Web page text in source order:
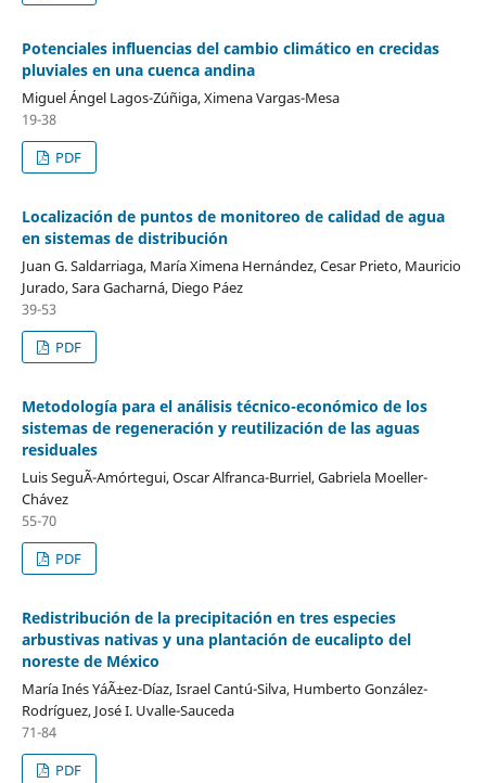
Potenciales influencias del cambio climático en crecidas
pluviales en una cuenca andina
Miguel Ángel Lagos-Zúñiga, Ximena Vargas-Mesa
19-38
PDF
Localización de puntos de monitoreo de calidad de agua
en sistemas de distribución
Juan G. Saldarriaga, María Ximena Hernández, Cesar Prieto, Mauricio
Jurado, Sara Gacharná, Diego Páez
39-53
PDF
Metodología para el análisis técnico-económico de los
sistemas de regeneración y reutilización de las aguas
residuales
Luis SeguÃ­-Amórtegui, Oscar Alfranca-Burriel, Gabriela Moeller-
Chávez
55-70
PDF
Redistribución de la precipitación en tres especies
arbustivas nativas y una plantación de eucalipto del
noreste de México
María Inés YáÃ±ez-Díaz, Israel Cantú-Silva, Humberto González-
Rodríguez, José I. Uvalle-Sauceda
71-84
PDF